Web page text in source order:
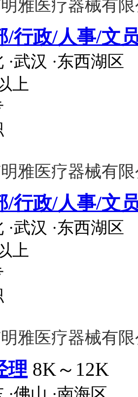
雅医疗器械有
/行政/人事/文
·武汉 ·东西湖区
上
雅医疗器械有
/行政/人事/文
·武汉 ·东西湖区
上
雅医疗器械有
理 8K～12K